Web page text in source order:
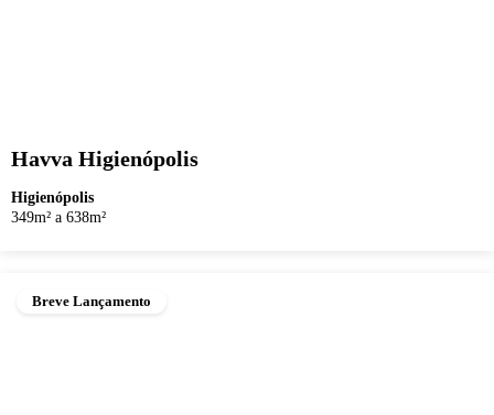
Havva Higienópolis
Higienópolis
349m² a 638m²
Breve Lançamento